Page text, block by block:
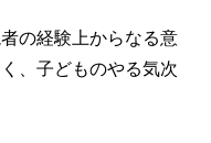
の経験上からなる意
、子どものやる気次